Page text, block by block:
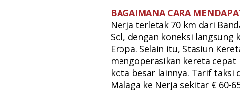
BAGAIMANA CARA
Nerja terletak 70 km dari
Sol, dengan koneksi langsung
Eropa. Selain itu, Stasiun
mengoperasikan kereta cepat
kota besar lainnya. Tarif taksi
Malaga ke Nerja sekitar € 60-